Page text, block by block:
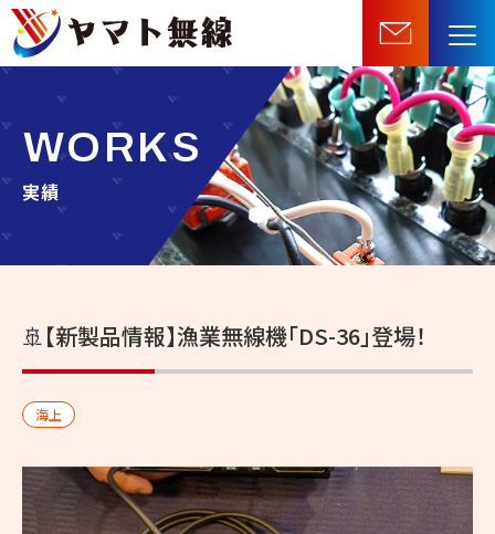
船
舶
器・
無
線
機
器
等
販
売・
施
工・
守
修
実績
WORKS
🚢【新製品情報】漁業無線機「DS-36」登場！
海上